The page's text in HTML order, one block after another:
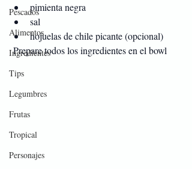
Pescados
Alimentos
Ingredientes
Tips
Legumbres
Frutas
Tropical
Personajes
pimienta negra
sal
hojuelas de chile picante (opcional)
Prepare todos los ingredientes en el bowl